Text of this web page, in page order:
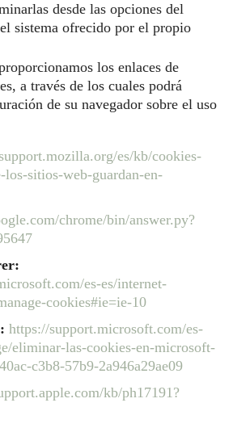
desde las opciones del
sistema ofrecido por el propio
los enlaces de
a través de los cuales podrá
de su navegador sobre el uso
es/kb/cookies-
sitios-web-guardan-en-
chrome/bin/answer.py?
es-es/internet-
cookies#ie=ie-10
https://support.microsoft.com/es-
eliminar-las-cookies-en-microsoft-
c3b8-57b9-2a946a29ae09
kb/ph17191?